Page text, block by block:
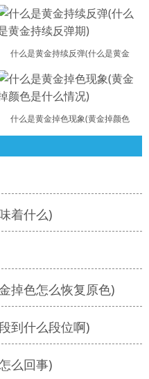
什么是黄金持续反弹(什么是黄金
什么是黄金掉色现象(黄金掉颜色
着什么)
掉色怎么恢复原色)
到什么段位啊)
么回事)